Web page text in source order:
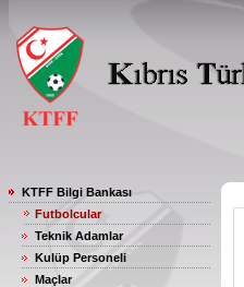
KTFF Bilgi Bankası
Futbolcular
Teknik Adamlar
Kulüp Personeli
Maçlar